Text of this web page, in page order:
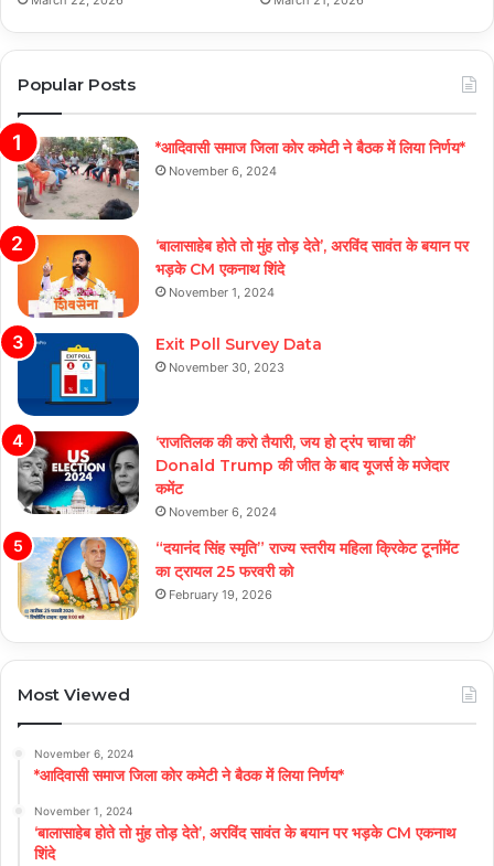
Popular Posts
*आदिवासी समाज जिला कोर कमेटी ने बैठक में लिया निर्णय*
November 6, 2024
‘बालासाहेब होते तो मुंह तोड़ देते’, अरविंद सावंत के बयान पर
भड़के CM एकनाथ शिंदे
November 1, 2024
Exit Poll Survey Data
November 30, 2023
‘राजतिलक की करो तैयारी, जय हो ट्रंप चाचा की’
Donald Trump की जीत के बाद यूजर्स के मजेदार
कमेंट
November 6, 2024
“दयानंद सिंह स्मृति” राज्य स्तरीय महिला क्रिकेट टूर्नामेंट
का ट्रायल 25 फरवरी को
February 19, 2026
Most Viewed
November 6, 2024
*आदिवासी समाज जिला कोर कमेटी ने बैठक में लिया निर्णय*
November 1, 2024
‘बालासाहेब होते तो मुंह तोड़ देते’, अरविंद सावंत के बयान पर भड़के CM एकनाथ
शिंदे